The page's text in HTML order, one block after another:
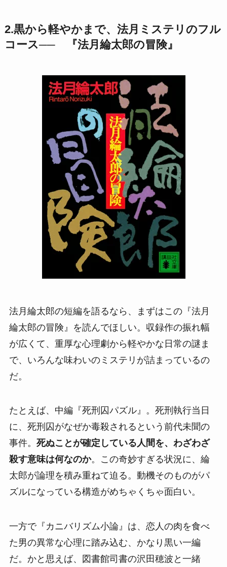
2.黒から軽やかまで、法月ミステリのフル
コース── 『法月綸太郎の冒険』
法月綸太郎の短編を語るなら、まずはこの『法月
綸太郎の冒険』を読んでほしい。収録作の振れ幅
が広くて、重厚な心理劇から軽やかな日常の謎ま
で、いろんな味わいのミステリが詰まっているの
だ。
たとえば、中編『死刑囚パズル』。死刑執行当日
に、死刑囚がなぜか毒殺されるという前代未聞の
事件。 死ぬことが確定している人間を、わざわざ
殺す意味は何なのか。この奇妙すぎる状況に、綸
太郎が論理を積み重ねて迫る。動機そのものがパ
ズルになっている構造がめちゃくちゃ面白い。
一方で『カニバリズム小論』は、恋人の肉を食べ
た男の異常な心理に踏み込む、かなり黒い一編
だ。かと思えば、図書館司書の沢田穂波と一緒